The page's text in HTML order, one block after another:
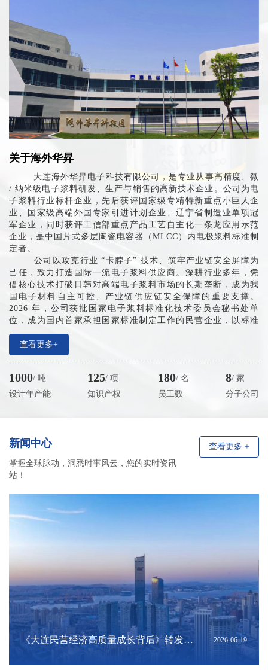
关于海外华昇
大连海外华昇电子科技有限公司，是专业从事高精度、微
/ 纳米级电子浆料研发、生产与销售的高新技术企业。公司为电
子浆料行业标杆企业，先后获评国家级专精特新重点小巨人企
业、国家级高端外国专家引进计划企业、辽宁省制造业单项冠
军企业，同时获评工信部重点产品工艺自主化一条龙应用示范
企业，是中国片式多层陶瓷电容器（MLCC）内电极浆料标准制
定者。
公司以攻克行业 “卡脖子” 技术、筑牢产业链安全屏障为
己任，致力打造国际一流电子浆料供应商。深耕行业多年，凭
借核心技术打破日韩对高端电子浆料市场的长期垄断，成为我
国电子材料自主可控、产业链供应链安全保障的重要支撑。
2026 年，公司获批国家电子浆料标准化技术委员会秘书处单
位，成为国内首家承担国家标准制定工作的民营企业，以标准
夯实产业根基、以创新引领行业迈向标准化高质量发展新征
程。
产业布局方面，公司已搭建全域多元产业网络，设有大连
盖长三角、珠三角电子产业核心区域，并辐射中国台湾、日韩
市场。近五年企业销售收入年均增速稳定在 150%-200%，营收
权 130 余项。
查看更多+
1000/ 吨
设计年产能
125/ 项
知识产权
180/ 名
员工数
8/ 家
分子公司
新闻中心
掌握全球脉动，洞悉时事风云，您的实时资讯
站！
查看更多 +
深耕硬核科创，扎根大连沃土｜陈将俊总
经理亮相“海创周”科技成果转化直通车·技
术经理人专项对接会
2026-08-01
亮相夏季达沃斯！海外华昇展现国产高端
2026-06-25
《大连，凭实力在世界舞台“抢麦”！》转
2026-06-25
深耕科创联通东南亚｜陈将俊总经理出席
2026年世界经济论坛第十七届新领军者年
会期间胡志明市系列配套活动
2026-06-25
深化辽港科创联动 共筑跨境产业新机遇｜
香港投资推广署及多家企业与机构莅临海
外华昇座谈交流
2026-06-23
《向新而进 乘势而上 大连加快推动现代化
产业体系跃升》转发自大连新闻
2026-06-22
《大连民营经济高质量成长背后》转发
2026-06-19
《落子未来：在中国经济新轨迹中寻找大
连机遇》转发自“大连发布”公众号
2026-06-18
《MLCC需求缘何进入高峰？机构拆解：
重量级ASIC平台放量是主因》转发自《今
日头条》
2026-06-18
上交会聚焦新质生产力：海外华昇以高端
电子浆料筑牢推进AI产业发展
2026-06-14
筑牢安全防线 共建平安企业｜消防安全知
2026-06-01
向阳而昇 跑出热爱 | 海外华昇马拉松圆满
2026-05-31
筑牢安全防线 共建平安企业｜消防安全知
2026-05-31
《电子｜AI浪潮下，MLCC迎来新一轮上
行周期》转载自中信证券研究公众号
2026-05-31
海外华昇应邀出席大连理工大学校友企业
2026-05-24
研学深耕结硕果 知行并进强素养 大连民族
2026-05-22
破解转型难题！金普新区制造业智改数转
2026-05-15
ERT培训内容-风险点及应急对应 2026-04-29
海外华昇参加 “十五五” 规划专题报告会 锚
2026-04-28
海外华昇荣获2026年信维通信 “优秀供应
2026-04-27
海外华昇受邀出席第四届中国（安徽）科
2026-04-27
《2026年中国陶瓷电容器及材料大会暨中
国MLCC行业年会在广州召开》转载自中
国电子元件行业协会公众号
2026-04-26
海外华昇亮相2026年MLCC行业年会 以高
2026-04-24
全球首个！电子浆料行业智能无人化工厂
2026-04-13
辽宁省政府发展研究中心副主任金峰一行
2026-04-08
海外华昇2026春季校园招聘全面启动 2026-03-19
寻梦华昇 职赢未来｜海外华昇社招进行时 2026-03-19
银企同心谋发展 金融赋能启新程 —— 民
生银行大连分行行长杨传斌一行莅临海外
华昇考察交流
2026-03-18
校企协同聚合力 人才赋能启新程 2026-03-11
转载《辽宁日报》报道：总书记指明了方
向，辽宁将如何向“新”而行？
2026-03-09
春风如你 熠熠芳华｜海外华昇庆祝三八国
2026-03-06
广发银行大连分行行长陈斌一行莅临大连
海外华昇考察调研 深化产融合作共促高质
量发展
2026-03-06
转载《辽宁日报》 报道：紧闭的大门内他
们忙着生产“电子高速路”｜探秘制造业单
项冠军
2026-03-04
电子浆料生产企业防静电措施 2026-03-03
大连海外华昇与惠州宝顺美达成深度战略
合作共筑高端电子材料全链条生态 夯实关
键原材料自主可控根基
2026-03-01
招行大连分行与海外华昇深化产融协同 共
促高端电子材料产业高质量发展
2026-03-01
转载《大连日报》报道：记者采访吃“闭门
羹”，大连这家公司藏着什么秘密？
2026-02-21
凝心聚力启新程 海外华昇2025年工作总结
2026-02-11
区纪委和区工会领导一行走访慰问海外华
2026-02-11
海外华昇受邀参加2026“资本市场辽宁
行”活动 坚定上市发展信心
2026-02-09